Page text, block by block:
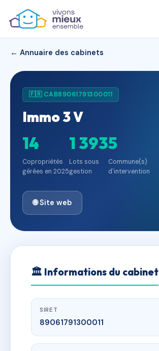
← Annuaire des cabinets
🇫🇷 CAB89061791300011
Immo 3 V
14
Copropriétés
gérées en 2025
1 393
Lots sous
gestion
5
Commune(s)
d'intervention
🌐 Site web
🏛 Informations du cabinet
SIRET
89061791300011